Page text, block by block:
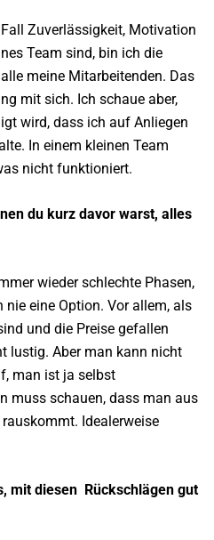
Zuverlässigkeit, Motivation
Team sind, bin ich die
meine Mitarbeitenden. Das
mit sich. Ich schaue aber,
wird, dass ich auf Anliegen
In einem kleinen Team
nicht funktioniert.
du kurz davor warst, alles
wieder schlechte Phasen,
eine Option. Vor allem, als
und die Preise gefallen
lustig. Aber man kann nicht
man ist ja selbst
muss schauen, dass man aus
Idealerweise
mit diesen Rückschlägen gut